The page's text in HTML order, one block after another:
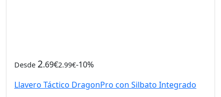
Desde 2.69€2.99€-10%
Llavero Táctico DragonPro con Silbato Integrado